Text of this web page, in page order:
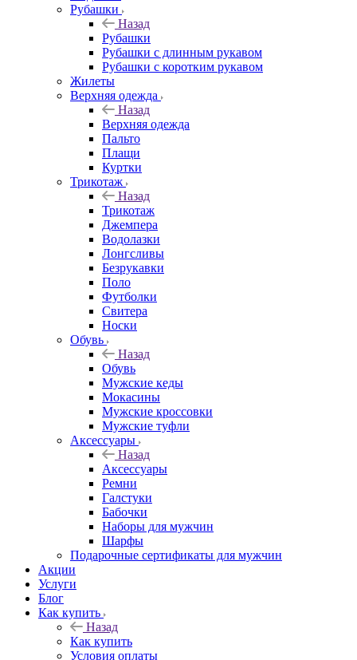
Рубашки
Назад
Рубашки
Рубашки с длинным рукавом
Рубашки с коротким рукавом
Жилеты
Верхняя одежда
Назад
Верхняя одежда
Пальто
Плащи
Куртки
Трикотаж
Назад
Трикотаж
Джемпера
Водолазки
Лонгсливы
Безрукавки
Поло
Футболки
Свитера
Носки
Обувь
Назад
Обувь
Мужские кеды
Мокасины
Мужские кроссовки
Мужские туфли
Аксессуары
Назад
Аксессуары
Ремни
Галстуки
Бабочки
Наборы для мужчин
Шарфы
Подарочные сертификаты для мужчин
Акции
Услуги
Блог
Как купить
Назад
Как купить
Условия оплаты